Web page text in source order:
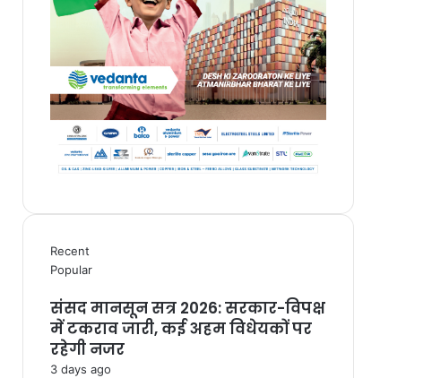
Recent
Popular
संसद मानसून सत्र 2026: सरकार-विपक्ष
में टकराव जारी, कई अहम विधेयकों पर
रहेगी नजर
3 days ago